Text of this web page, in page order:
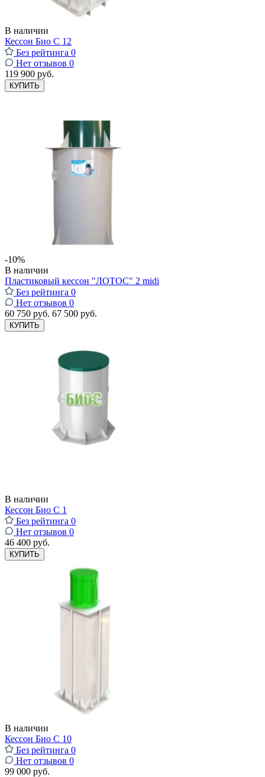
В наличии
Кессон Био С 12
Без рейтинга 0
Нет отзывов 0
119 900 руб.
КУПИТЬ
-10%
В наличии
Пластиковый кессон "ЛОТОС" 2 midi
Без рейтинга 0
Нет отзывов 0
60 750 руб. 67 500 руб.
КУПИТЬ
В наличии
Кессон Био С 1
Без рейтинга 0
Нет отзывов 0
46 400 руб.
КУПИТЬ
В наличии
Кессон Био С 10
Без рейтинга 0
Нет отзывов 0
99 000 руб.